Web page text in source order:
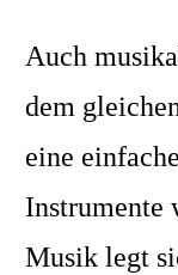
Auch
dem
eine
Instrumente
Musik legt